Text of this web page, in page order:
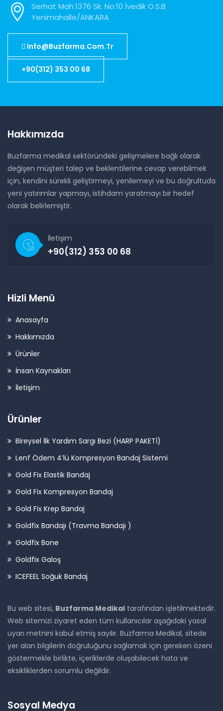
Serhat Mah.1376 Sk. No:10 İvedik O.S.B
Yenimahalle/ANKARA
Info@buzfarma.com.tr
+90(312) 353 00 68
Hakkımızda
Buzfarma medikal sektöründeki gelişmelere bağlı olarak
değişen müşteri talep ve beklentilerine cevap verebilmek
için, kendini sürekli geliştirmeyi, yenilemeyi ve bu doğrultuda
yeni yatırımlar yapmayı, istihdam yaratmayı bir hedef
olarak belirlemiştir.
İletişim
+90(312) 353 00 68
Hizli Menü
Anasayfa
Hakkımızda
Ürünler
İnsan Kaynakları
İletişim
Ürünler
Bireysel İlk Yardım Sargı Bezi (HARP PAKETİ)
Lenf Ödem 4’lü Kompresyon Bandaj Sistemi
Gold Fix Elastik Bandaj
Gold Fix Kompresyon Bandaj
Gold Fix Krep Bandaj
Goldfix Bandajı (Travma Bandajı )
Goldfix Bone
Goldfix Galoş
ICEFEEL Soğuk Bandaj
Bu web sitesi, Buzfarma Medikal tarafından işletilmektedir.
Web sitemizi ziyaret eden tüm kullanıcılar aşağıdaki yasal
uyarı metnini kabul etmiş sayılır. Buzfarma Medikal, sitede
yer alan bilgilerin doğruluğunu sağlamak için gereken özeni
göstermekle birlikte, içeriklerde oluşabilecek hata ve
eksikliklerden sorumlu değildir.
Sosyal Medya